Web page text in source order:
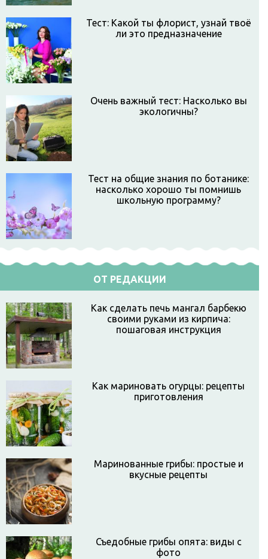
Тест: Какой ты флорист, узнай твоё
ли это предназначение
Очень важный тест: Насколько вы
экологичны?
Тест на общие знания по ботанике:
насколько хорошо ты помнишь
школьную программу?
ОТ РЕДАКЦИИ
Как сделать печь мангал барбекю
своими руками из кирпича:
пошаговая инструкция
Как мариновать огурцы: рецепты
приготовления
Маринованные грибы: простые и
вкусные рецепты
Съедобные грибы опята: виды с
фото